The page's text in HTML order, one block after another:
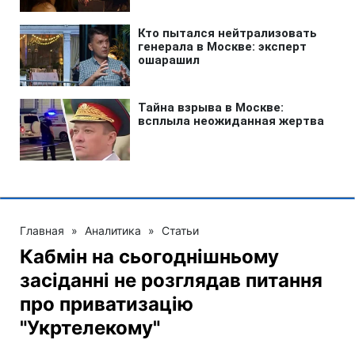
Главная » Аналитика » Статьи
Кабмін на сьогоднішньому
засіданні не розглядав питання
про приватизацію
"Укртелекому"